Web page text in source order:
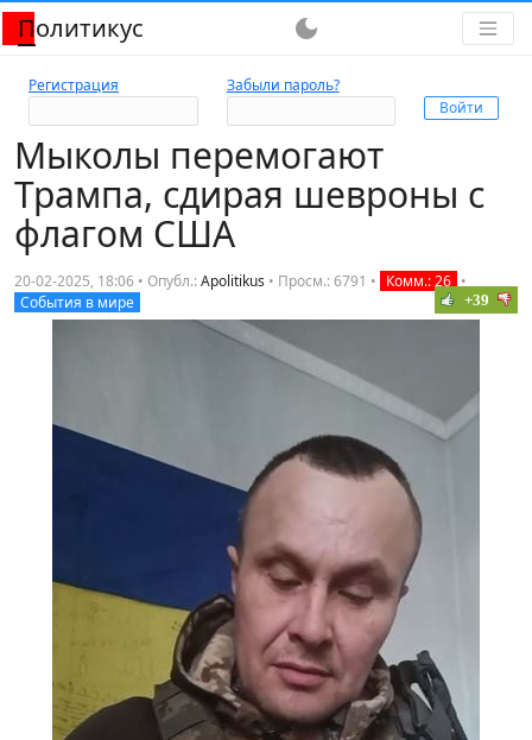
Политикус dark_mode
Регистрация Забыли пароль?
Мыколы перемогают
Трампа, сдирая шевроны с
флагом США
20-02-2025, 18:06 • Опубл.:Apolitikus • Просм.: 6791 • Комм.: 26 •
События в мире
+39